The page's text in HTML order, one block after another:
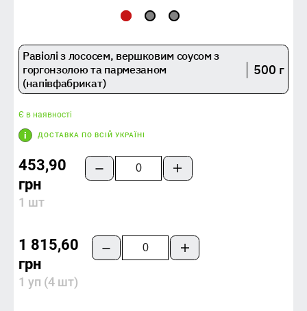
Равіолі з лососем, вершковим соусом з
горгонзолою та пармезаном
(напівфабрикат)
500 г
Є в наявності
ДОСТАВКА ПО ВСІЙ УКРАЇНІ
453,90
грн
1 шт
1 815,60
грн
1 уп (4 шт)